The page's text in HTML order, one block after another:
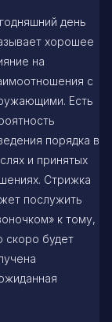
день
хорошее
на
с
Есть
порядка в
и принятых
Стрижка
послужить
к тому,
скоро будет